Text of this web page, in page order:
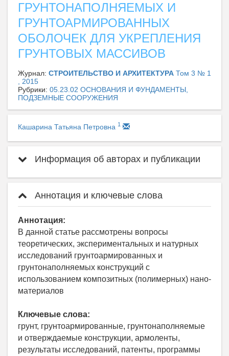
ГРУНТОНАПОЛНЯЕМЫХ И
ГРУНТОАРМИРОВАННЫХ
ОБОЛОЧЕК ДЛЯ УКРЕПЛЕНИЯ
ГРУНТОВЫХ МАССИВОВ
Журнал: СТРОИТЕЛЬСТВО И АРХИТЕКТУРА Том 3 № 1
, 2015
Рубрики: 05.23.02 ОСНОВАНИЯ И ФУНДАМЕНТЫ,
ПОДЗЕМНЫЕ СООРУЖЕНИЯ
Кашарина Татьяна Петровна 1
Информация об авторах и публикации
Аннотация и ключевые слова
Аннотация:
В данной статье рассмотрены вопросы
теоретических, экспериментальных и натурных
исследований грунтоармированных и
грунтонаполняемых конструкций с
использованием композитных (полимерных) нано-
материалов
Ключевые слова:
грунт, грунтоармированные, грунтонаполняемые
и отверждаемые конструкции, армоленты,
результаты исследований, патенты, программы